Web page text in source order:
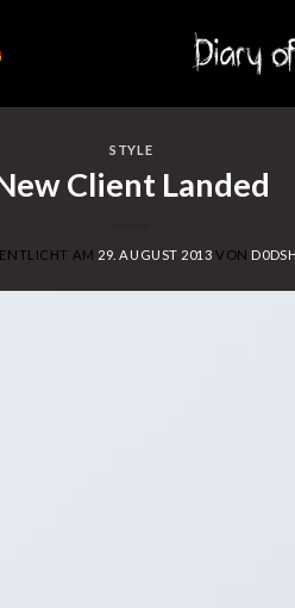
STYLE
Client Landed
AM 29. AUGUST 2013 VON